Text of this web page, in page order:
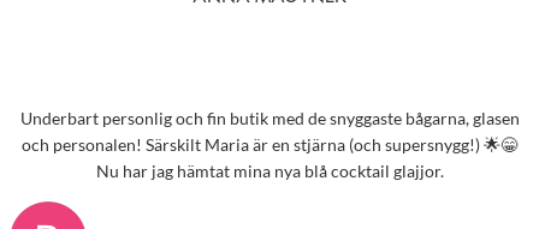
Underbart personlig och fin butik med de snyggaste bågarna, glasen
och personalen! Särskilt Maria är en stjärna (och supersnygg!) 🌟😁
Nu har jag hämtat mina nya blå cocktail glajjor.